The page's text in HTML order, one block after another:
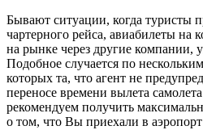
Бывают ситуации, когда туристы
чартерного рейса, авиабилеты на
на рынке через другие компании,
Подобное случается по
которых та, что агент не
переносе времени вылета
рекомендуем получить
о том, что Вы приехали в